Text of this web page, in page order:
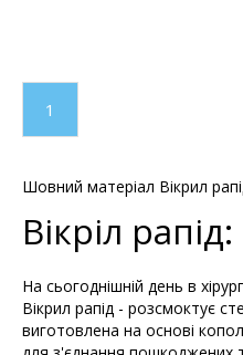
1
Шовний матеріал Вікрил
Вікріл
На сьогоднішній день в
Вікрил рапід - розсмоктує
виготовлена ​​на основі